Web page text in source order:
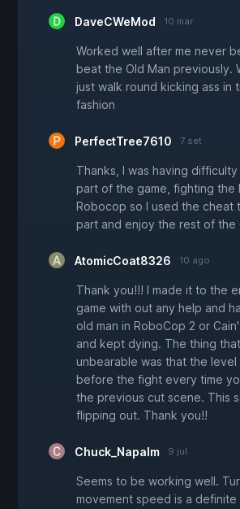
DaveCWeMod 10 mar
Worked well after me never
beat the Old Man previously.
just walk round kicking ass in
fashion
PerfectTree7610 7 set
Thanks, I was having
part of the game, fighting the
Robocop so I used the cheat
part and enjoy the rest of the
AtomicCoat8326 10 ago
Thank you!!! I made it to the
game with out any help and
old man in RoboCop 2 or
and kept dying. The thing
unbearable was that the
before the fight every time
the previous cut scene. This
flipping out. Thank you!!
Chuck_Napalm 9 jul
Seems to be working well.
movement speed is a definite